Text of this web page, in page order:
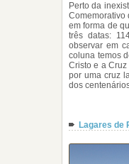
Perto da
Comemorativo
em forma de
três datas:
observar em
coluna temos
Cristo e a
por uma cruz
dos
Lagares de